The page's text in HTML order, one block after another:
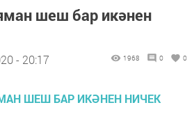
шеш бар икәнен
- 20:17 1968 0 0